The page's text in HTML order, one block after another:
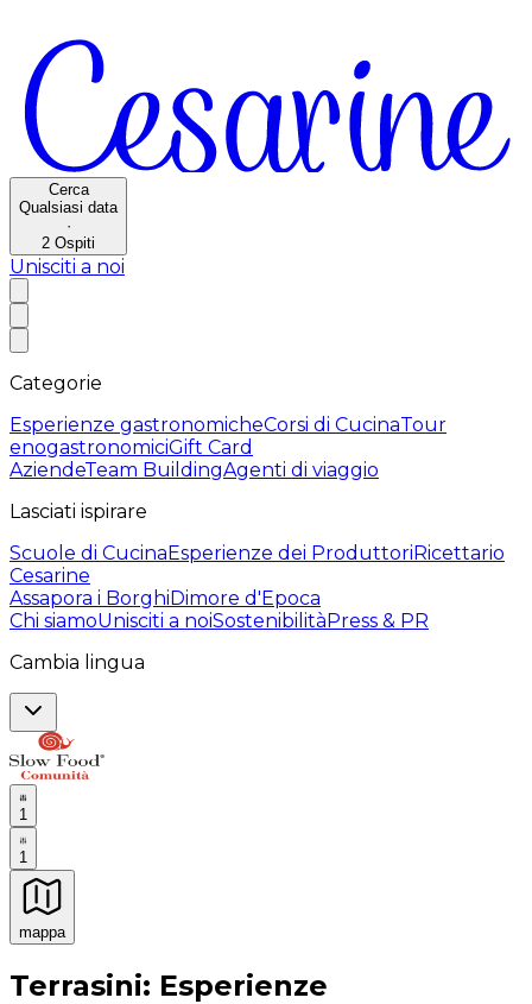
Cerca
Qualsiasi data
·
2 Ospiti
Unisciti a noi
Categorie
Esperienze gastronomicheCorsi di CucinaTour
enogastronomiciGift Card
AziendeTeam BuildingAgenti di viaggio
Lasciati ispirare
Scuole di CucinaEsperienze dei ProduttoriRicettario
Cesarine
Assapora i BorghiDimore d'Epoca
Chi siamoUnisciti a noiSostenibilitàPress & PR
Cambia lingua
1
1
mappa
Esperienze culinarie indimenticabili: Esperienze
Terrasini: Esperienze